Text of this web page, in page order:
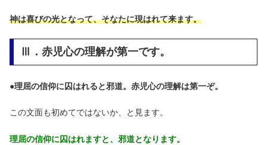
神は喜びの光となって、そなたに現はれて来ます。
Ⅲ．赤児心の理解が第一です。
●理屈の信仰に囚はれると邪道。赤児心の理解は第一ぞ。
この文面も初めてではないか、と見ます。
理屈の信仰に囚はれますと、邪道となります。